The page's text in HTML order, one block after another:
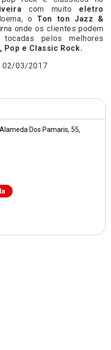
Alameda Dos Pamaris, 55
com muito eletro
oTon ton Jazz &
onde os clientes podem
pelos melhores
Pop e Classic Rock.
02/03/2017